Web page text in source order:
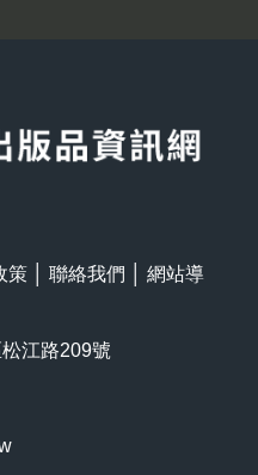
策 聯絡我們
網站導
江路209號